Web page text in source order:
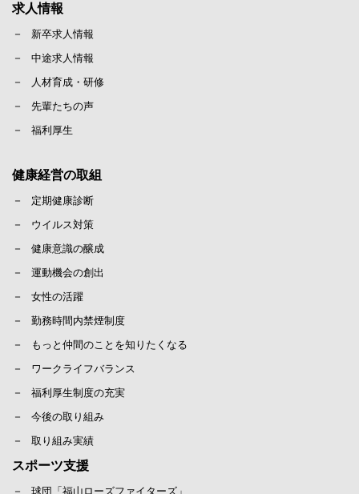
求人情報
新卒求人情報
中途求人情報
人材育成・研修
先輩たちの声
福利厚生
健康経営の取組
定期健康診断
ウイルス対策
健康意識の醸成
運動機会の創出
女性の活躍
勤務時間内禁煙制度
もっと仲間のことを知りたくなる
ワークライフバランス
福利厚生制度の充実
今後の取り組み
取り組み実績
スポーツ支援
球団「福山ローズファイターズ」